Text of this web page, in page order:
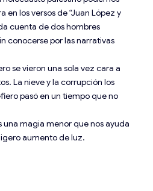
en los versos de “Juan López y
cuenta de dos hombres
conocerse por las narrativas
se vieron una sola vez cara a
La nieve y la corrupción los
pasó en un tiempo que no
una magia menor que nos ayuda
aumento de luz.